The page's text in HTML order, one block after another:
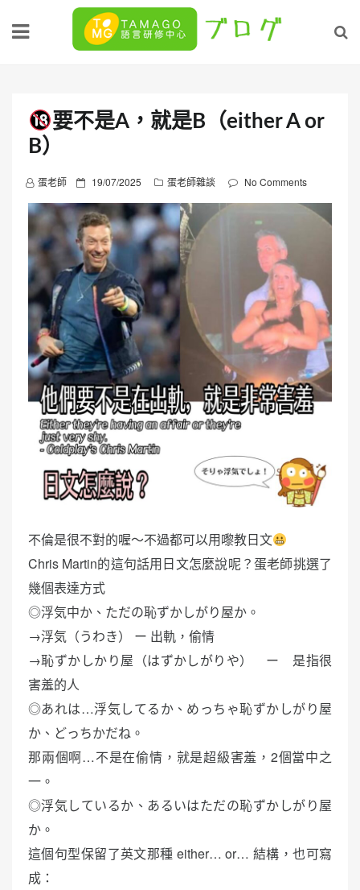
要不是A，就是B（either A or
B）
蛋老師
P
o
s
t
e
d
n
19/07/2025 蛋老師雜談 No Comments
不倫是很不對的喔～不過都可以用嚟教日文
Chris Martin的這句話用日文怎麼說呢？蛋老師挑選了
幾個表達方式
◎浮気中か、ただの恥ずかしがり屋か。
→浮気（うわき） ー 出軌，偷情
→恥ずかしかり屋（はずかしがりや） ー 是指很
害羞的人
◎あれは…浮気してるか、めっちゃ恥ずかしがり屋
か、どっちかだね。
那兩個啊…不是在偷情，就是超級害羞，2個當中之
一。
◎浮気しているか、あるいはただの恥ずかしがり屋
か。
這個句型保留了英文那種 either… or… 結構，也可寫
成：